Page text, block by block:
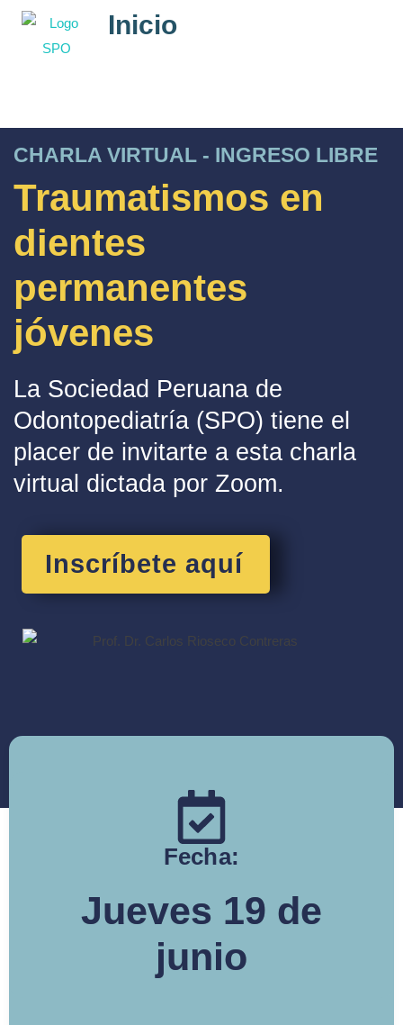
Inicio
CHARLA VIRTUAL - INGRESO LIBRE
Traumatismos en
dientes
permanentes
jóvenes
La Sociedad Peruana de
Odontopediatría (SPO) tiene el
placer de invitarte a esta charla
virtual dictada por Zoom.
Inscríbete aquí
Fecha:
Jueves 19 de
junio